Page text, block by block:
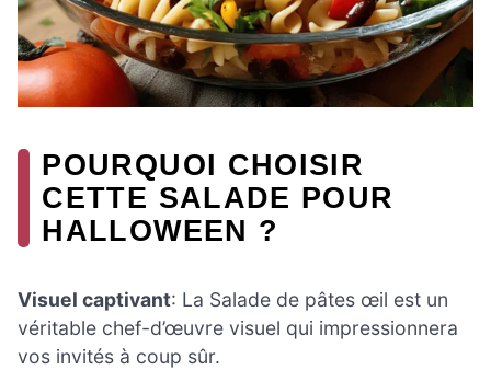
POURQUOI CHOISIR
CETTE SALADE POUR
HALLOWEEN ?
Visuel captivant: La Salade de pâtes œil est un
véritable chef-d’œuvre visuel qui impressionnera
vos invités à coup sûr.